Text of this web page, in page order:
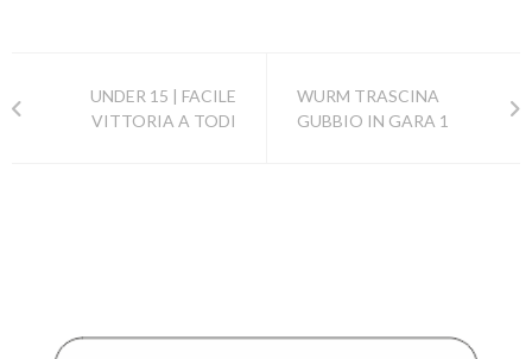
UNDER 15 | FACILE
VITTORIA A TODI
WURM TRASCINA
GUBBIO IN GARA 1